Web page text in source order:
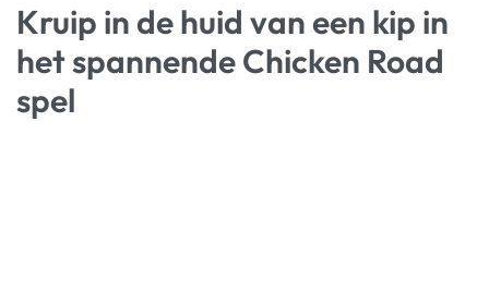
Kruip in de huid van een kip in
het spannende Chicken Road
spel